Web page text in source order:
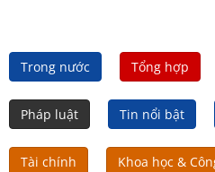
Trong nước Tổng hợp
Pháp luật Tin nổi bật
Tài chính Khoa học &